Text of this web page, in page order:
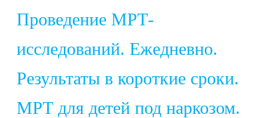
Проведение МРТ-
исследований. Ежедневно.
Результаты в короткие сроки.
МРТ для детей под наркозом.